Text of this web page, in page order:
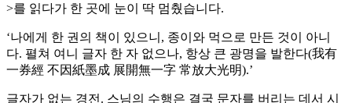
>를 읽다가 한 곳에 눈이 딱 멈췄습니다.
‘나에게 한 권의 책이 있으니, 종이와 먹으로 만든 것이 아니
다. 펼쳐 여니 글자 한 자 없으나, 항상 큰 광명을 발한다(我有
一券經 不因紙墨成 展開無一字 常放大光明).’
글자가 없는 경전. 스님의 수행은 결국 문자를 버리는 데서 시